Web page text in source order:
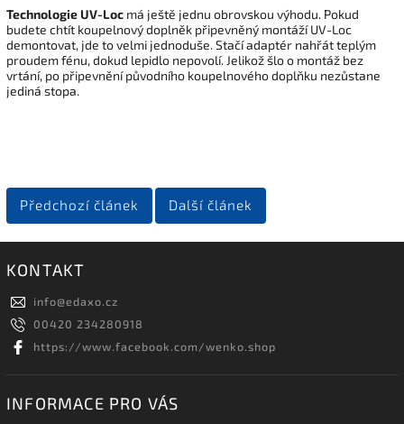
Technologie UV-Loc má ještě jednu obrovskou výhodu. Pokud
budete chtít koupelnový doplněk připevněný montáží UV-Loc
demontovat, jde to velmi jednoduše. Stačí adaptér nahřát teplým
proudem fénu, dokud lepidlo nepovolí. Jelikož šlo o montáž bez
vrtání, po připevnění původního koupelnového doplňku nezůstane
jediná stopa.
Předchozí článek Další článek
KONTAKT
info@edaxo.cz
00420 234280918
https://www.facebook.com/wenko.shop
INFORMACE PRO VÁS